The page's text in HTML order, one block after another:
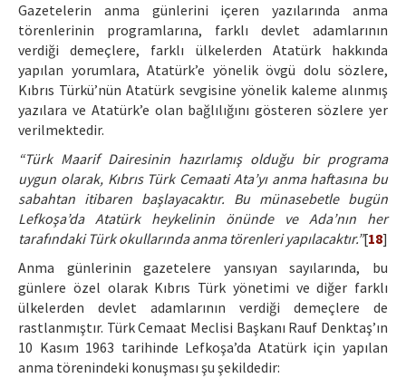
Gazetelerin anma günlerini içeren yazılarında anma
törenlerinin programlarına, farklı devlet adamlarının
verdiği demeçlere, farklı ülkelerden Atatürk hakkında
yapılan yorumlara, Atatürk’e yönelik övgü dolu sözlere,
Kıbrıs Türkü’nün Atatürk sevgisine yönelik kaleme alınmış
yazılara ve Atatürk’e olan bağlılığını gösteren sözlere yer
verilmektedir.
“Türk Maarif Dairesinin hazırlamış olduğu bir programa
uygun olarak, Kıbrıs Türk Cemaati Ata’yı anma haftasına bu
sabahtan itibaren başlayacaktır. Bu münasebetle bugün
Lefkoşa’da Atatürk heykelinin önünde ve Ada’nın her
tarafındaki Türk okullarında anma törenleri yapılacaktır.”[18]
Anma günlerinin gazetelere yansıyan sayılarında, bu
günlere özel olarak Kıbrıs Türk yönetimi ve diğer farklı
ülkelerden devlet adamlarının verdiği demeçlere de
rastlanmıştır. Türk Cemaat Meclisi Başkanı Rauf Denktaş’ın
10 Kasım 1963 tarihinde Lefkoşa’da Atatürk için yapılan
anma törenindeki konuşması şu şekildedir: